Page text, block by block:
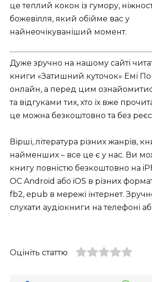
це теплий кокон із гумору,
божевілля, який обійме вас у
найнеочікуваніший момент.
Дуже зручно на нашому сайті
книги «Затишний куточок» Емі
онлайн, а перед цим
та відгуками тих, хто їх вже
це можна безкоштовно та без
Вірші, література різних жанрів,
найменших – все це є у нас. Ви
книгу повністю безкоштовно на
ОС Android або iOS в різних
fb2, epub в мережі інтернет.
слухати аудіокниги на телефоні
Оцініть статтю